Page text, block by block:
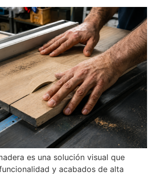
es una solución visual que
y acabados de alta